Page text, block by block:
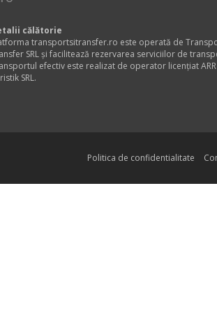
călătorie
transportsitransfer.ro este operată de
SRL și facilitează rezervarea serviciilor de
efectiv este realizat de operator licențiat ARR
SRL.
Politica de confidentialitate